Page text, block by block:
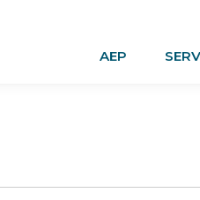
AEP